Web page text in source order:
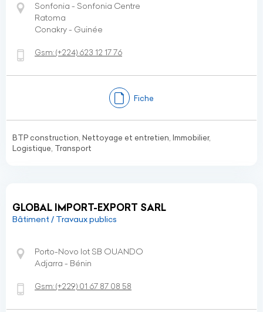
Sonfonia - Sonfonia Centre
Ratoma
Conakry - Guinée
Gsm:(+224) 623 12 17 76
Fiche
BTP construction, Nettoyage et entretien, Immobilier,
Logistique, Transport
GLOBAL IMPORT-EXPORT SARL
Bâtiment / Travaux publics
Porto-Novo lot SB OUANDO
Adjarra - Bénin
Gsm:(+229) 01 67 87 08 58